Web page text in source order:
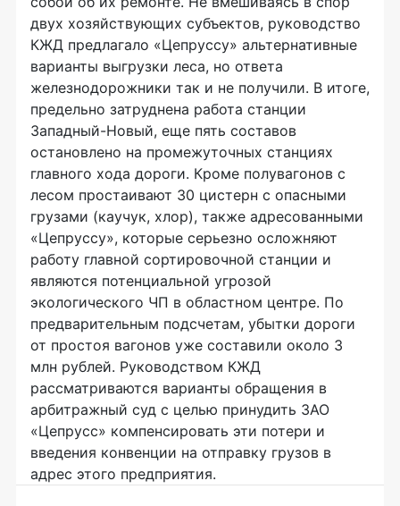
двух хозяйствующих субъектов, руководство
КЖД предлагало «Цепруссу» альтернативные
варианты выгрузки леса, но ответа
железнодорожники так и не получили. В итоге,
предельно затруднена работа станции
Западный-Новый, еще пять составов
остановлено на промежуточных станциях
главного хода дороги. Кроме полувагонов с
лесом простаивают 30 цистерн с опасными
грузами (каучук, хлор), также адресованными
«Цепруссу», которые серьезно осложняют
работу главной сортировочной станции и
являются потенциальной угрозой
экологического ЧП в областном центре. По
предварительным подсчетам, убытки дороги
от простоя вагонов уже составили около 3
млн рублей. Руководством КЖД
рассматриваются варианты обращения в
арбитражный суд с целью принудить ЗАО
«Цепрусс» компенсировать эти потери и
введения конвенции на отправку грузов в
адрес этого предприятия.